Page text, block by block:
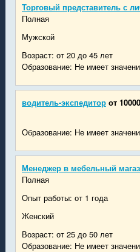
Торговый представитель с
Полная
Мужской
Возраст: от 20 до 45 лет
Образование: Не имеет
водитель-экспедитор от
Образование: Не имеет
Менеджер в мебельный
Полная
Опыт работы: от 1 года
Женский
Возраст: от 25 до 50 лет
Образование: Не имеет